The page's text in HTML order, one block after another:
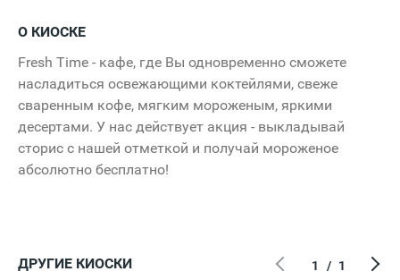
Вкусно - и
О КИОСКЕ
Fresh Time - кафе, где Вы одновременно сможете
насладиться освежающими коктейлями, свеже
сваренным кофе, мягким мороженым, яркими
десертами. У нас действует акция - выкладывай
сторис с нашей отметкой и получай мороженое
абсолютно бесплатно!
ДРУГИЕ КИОСКИ 1 / 1